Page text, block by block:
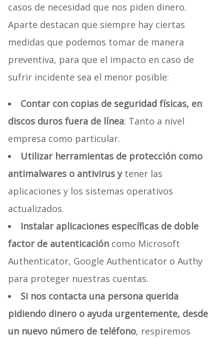
casos de necesidad que nos piden dinero.
Aparte destacan que siempre hay ciertas
medidas que podemos tomar de manera
preventiva, para que el impacto en caso de
sufrir incidente sea el menor posible:
Contar con copias de seguridad físicas, en
discos duros fuera de línea: Tanto a nivel
empresa como particular.
Utilizar herramientas de protección como
antimalwares o antivirus y tener las
aplicaciones y los sistemas operativos
actualizados.
Instalar aplicaciones específicas de doble
factor de autenticación como Microsoft
Authenticator, Google Authenticator o Authy
para proteger nuestras cuentas.
Si nos contacta una persona querida
pidiendo dinero o ayuda urgentemente, desde
un nuevo número de teléfono, respiremos